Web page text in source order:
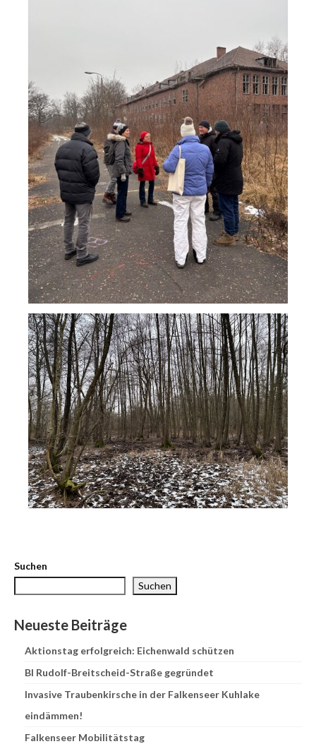
Suchen
Suchen
Neueste Beiträge
Aktionstag erfolgreich: Eichenwald schützen
BI Rudolf-Breitscheid-Straße gegründet
Invasive Traubenkirsche in der Falkenseer Kuhlake
eindämmen!
Falkenseer Mobilitätstag